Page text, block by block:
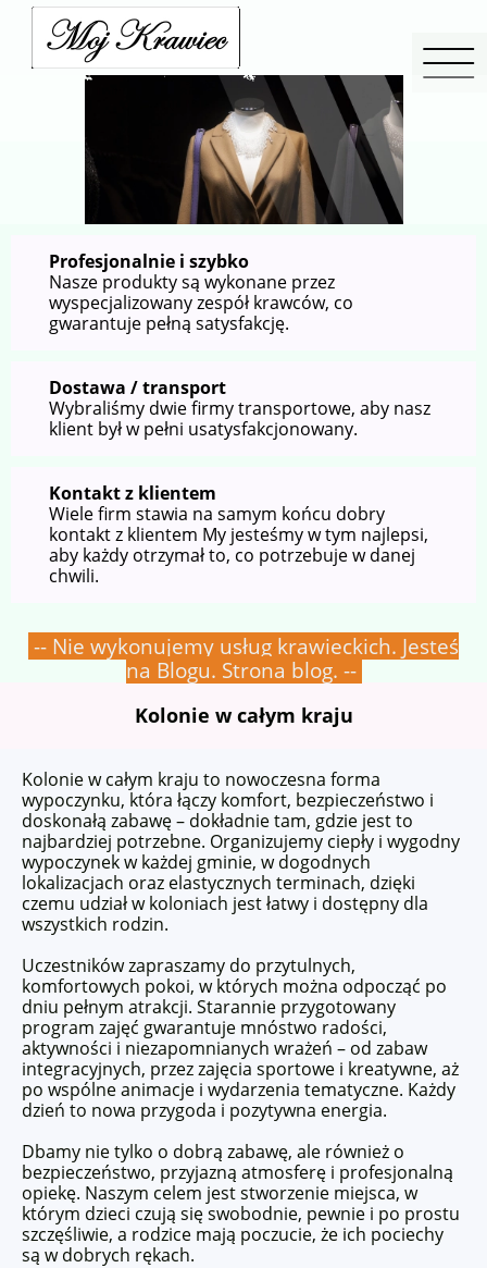
Profesjonalnie i szybko
Nasze produkty są wykonane przez
wyspecjalizowany zespół krawców, co
gwarantuje pełną satysfakcję.
Dostawa / transport
Wybraliśmy dwie firmy transportowe, aby nasz
klient był w pełni usatysfakcjonowany.
Kontakt z klientem
Wiele firm stawia na samym końcu dobry
kontakt z klientem My jesteśmy w tym najlepsi,
aby każdy otrzymał to, co potrzebuje w danej
chwili.
-- Nie wykonujemy usług krawieckich. Jesteś
na Blogu. Strona blog. --
Kolonie w całym kraju
Kolonie w całym kraju to nowoczesna forma
wypoczynku, która łączy komfort, bezpieczeństwo i
doskonałą zabawę – dokładnie tam, gdzie jest to
najbardziej potrzebne. Organizujemy ciepły i wygodny
wypoczynek w każdej gminie, w dogodnych
lokalizacjach oraz elastycznych terminach, dzięki
czemu udział w koloniach jest łatwy i dostępny dla
wszystkich rodzin.
Uczestników zapraszamy do przytulnych,
komfortowych pokoi, w których można odpocząć po
dniu pełnym atrakcji. Starannie przygotowany
program zajęć gwarantuje mnóstwo radości,
aktywności i niezapomnianych wrażeń – od zabaw
integracyjnych, przez zajęcia sportowe i kreatywne, aż
po wspólne animacje i wydarzenia tematyczne. Każdy
dzień to nowa przygoda i pozytywna energia.
Dbamy nie tylko o dobrą zabawę, ale również o
bezpieczeństwo, przyjazną atmosferę i profesjonalną
opiekę. Naszym celem jest stworzenie miejsca, w
którym dzieci czują się swobodnie, pewnie i po prostu
szczęśliwie, a rodzice mają poczucie, że ich pociechy
są w dobrych rękach.